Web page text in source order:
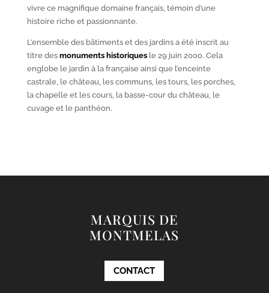
vivre ce magnifique domaine français, témoin d’une
histoire riche et passionnante.
L’ensemble des bâtiments et des jardins a été inscrit au
titre des monuments historiquesle 29 juin 2000. Cela
englobe le jardin à la française ainsi que l’enceinte
castrale, le château, les communs, les tours, les porches,
la chapelle et les cours, la basse-cour du château, le
cuvage et le panthéon.
MARQUIS DE
MONTMELAS
CONTACT